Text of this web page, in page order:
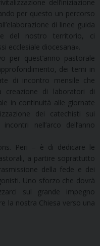
dell’iniziazione
per questo un percorso
di linee guida
del nostro territorio, ci
ecclesiale diocesana».
per quest’anno pastorale
dei temi in
di incontro mensile che
creazione di laboratori di
in continuità alle giornate
dei catechisti sui
nell’arco dell’anno
Peri – è di dedicare le
a partire soprattutto
della fede e dei
Uno sforzo che dovrà
sul grande impegno
la nostra Chiesa verso una